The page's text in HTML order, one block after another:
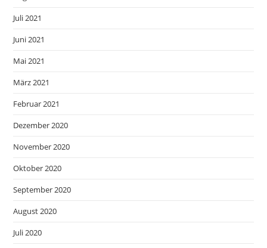
Juli 2021
Juni 2021
Mai 2021
März 2021
Februar 2021
Dezember 2020
November 2020
Oktober 2020
September 2020
August 2020
Juli 2020